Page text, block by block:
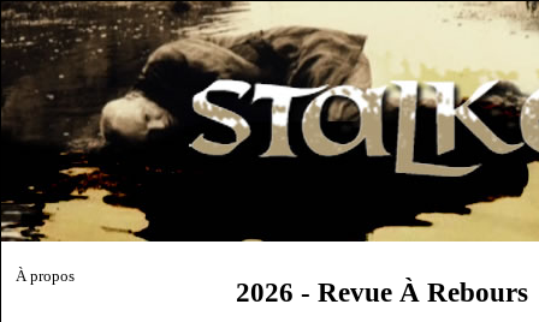
À propos
2026 - Revue À Rebours